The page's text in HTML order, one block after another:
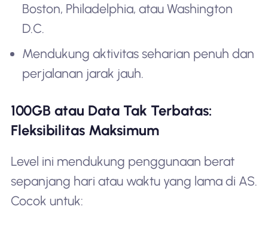
Boston, Philadelphia, atau Washington
D.C.
Mendukung aktivitas seharian penuh dan
perjalanan jarak jauh.
100GB atau Data Tak Terbatas:
Fleksibilitas Maksimum
Level ini mendukung penggunaan berat
sepanjang hari atau waktu yang lama di AS.
Cocok untuk: